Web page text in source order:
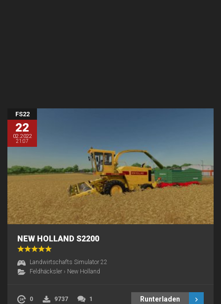
FS22
22
02.2022
21:07
NEW HOLLAND S2200
Landwirtschafts Simulator 22
Feldhäcksler › New Holland
0 9737 1 Runterladen